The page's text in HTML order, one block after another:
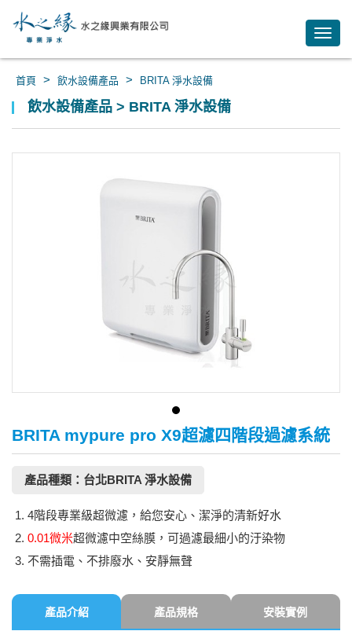
首頁 > 飲水設備產品 > BRITA 淨水設備
飲水設備產品 > BRITA 淨水設備
BRITA mypure pro X9超濾四階段過濾系統
產品種類：台北BRITA 淨水設備
4階段專業級超微濾，給您安心、潔淨的清新好水
0.01微米超微濾中空絲膜，可過濾最細小的汙染物
不需插電、不排廢水、安靜無聲
產品介紹 產品規格 安裝實例